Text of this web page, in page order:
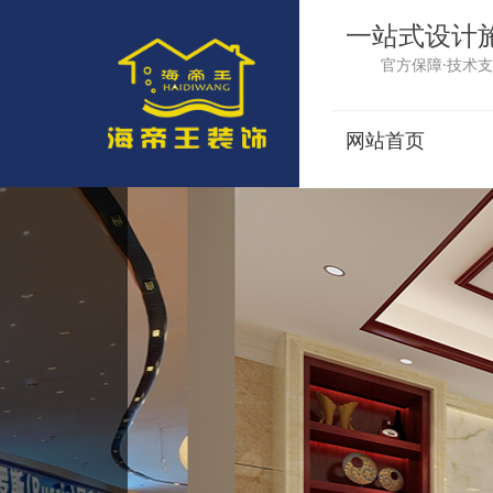
一站式设计
官方保障·技术
网站首页